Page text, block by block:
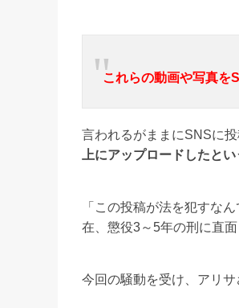
これらの動画や写真を
言われるがままにSNSに
上にアップロードしたと
「この投稿が法を犯すな
在、懲役3～5年の刑に直面
今回の騒動を受け、アリサ